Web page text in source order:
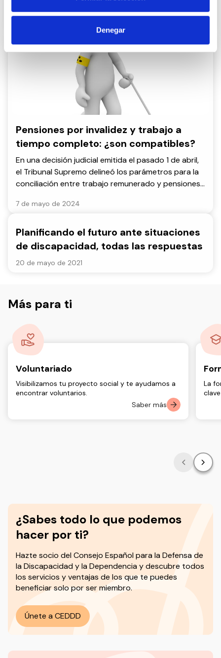
Denegar
reduce a un 0,89% del PIB, una cifra que se aleja de
la media europea del 1,8%, y reitera su petición de
elevar la partida al 2% del PIB.
Pensiones por invalidez y trabajo a
tiempo completo: ¿son compatibles?
En una decisión judicial emitida el pasado 1 de abril,
el Tribunal Supremo delineó los parámetros para la
conciliación entre trabajo remunerado y pensiones
esta resolución sin precedentes.
7 de mayo de 2024
Planificando el futuro ante situaciones
de discapacidad, todas las respuestas
20 de mayo de 2021
Más para ti
Voluntariado
Visibilizamos tu proyecto social y te ayudamos a
encontrar voluntarios.
Saber más
La
¿Sabes todo lo que podemos
hacer por ti?
Hazte socio delConsejo Español para la Defensa de
la Discapacidad y la Dependencia y descubre todos
los servicios y ventajas de los que te puedes
beneficiar solo por ser miembro.
Únete a CEDDD